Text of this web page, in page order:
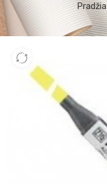
Pradžia